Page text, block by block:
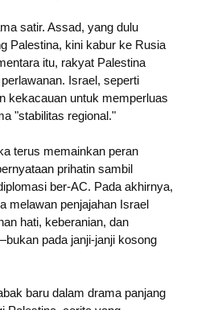
satir. Assad, yang dulu
Palestina, kini kabur ke Rusia
itu, rakyat Palestina
Israel, seperti
kekacauan untuk memperluas
"stabilitas regional."
terus memainkan peran
prihatin sambil
ber-AC. Pada akhirnya,
melawan penjajahan Israel
hati, keberanian, dan
pada janji-janji kosong
baru dalam drama panjang